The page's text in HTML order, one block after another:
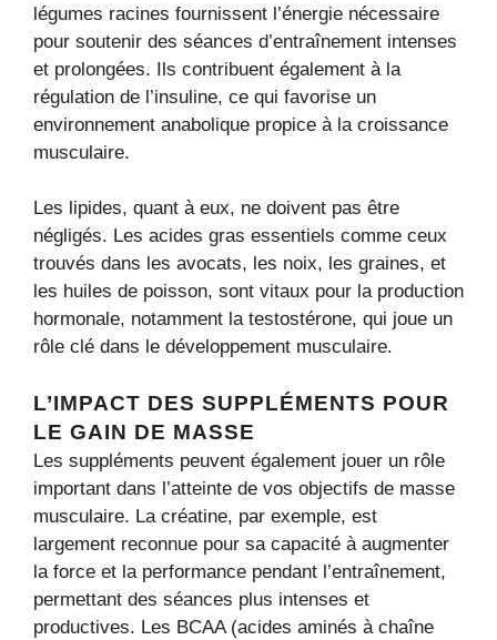
légumes racines fournissent l’énergie nécessaire
pour soutenir des séances d’entraînement intenses
et prolongées. Ils contribuent également à la
régulation de l’insuline, ce qui favorise un
environnement anabolique propice à la croissance
musculaire.
Les lipides, quant à eux, ne doivent pas être
négligés. Les acides gras essentiels comme ceux
trouvés dans les avocats, les noix, les graines, et
les huiles de poisson, sont vitaux pour la production
hormonale, notamment la testostérone, qui joue un
rôle clé dans le développement musculaire.
L’IMPACT DES SUPPLÉMENTS POUR
LE GAIN DE MASSE
Les suppléments peuvent également jouer un rôle
important dans l’atteinte de vos objectifs de masse
musculaire. La créatine, par exemple, est
largement reconnue pour sa capacité à augmenter
la force et la performance pendant l’entraînement,
permettant des séances plus intenses et
productives. Les BCAA (acides aminés à chaîne